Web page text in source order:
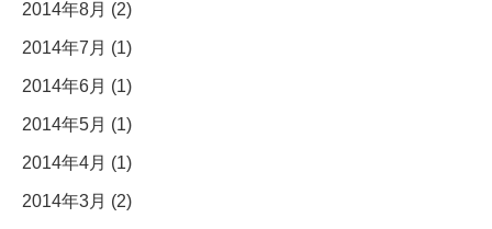
2014年8月 (2)
2014年7月 (1)
2014年6月 (1)
2014年5月 (1)
2014年4月 (1)
2014年3月 (2)